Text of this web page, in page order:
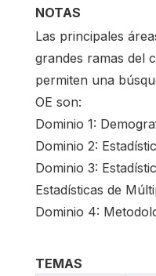
NOTAS
Las principales
grandes ramas del
permiten una
OE son:
Dominio 1:
Dominio 2:
Dominio 3:
Estadísticas de
Dominio 4:
TEMAS